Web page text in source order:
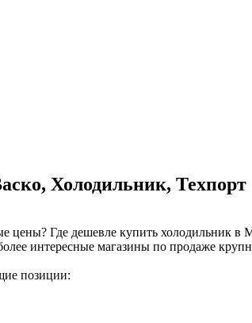
Холодильник, Техпорт
цены? Где дешевле купить холодильник в
интересные магазины по продаже
позиции: